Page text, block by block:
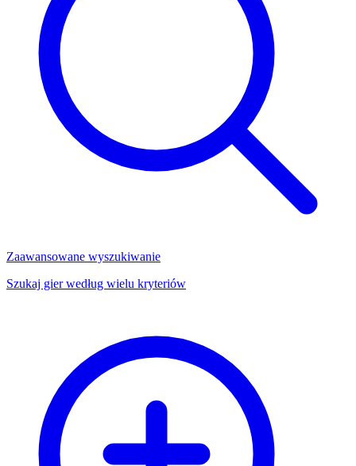
Zaawansowane wyszukiwanie
Szukaj gier według wielu kryteriów